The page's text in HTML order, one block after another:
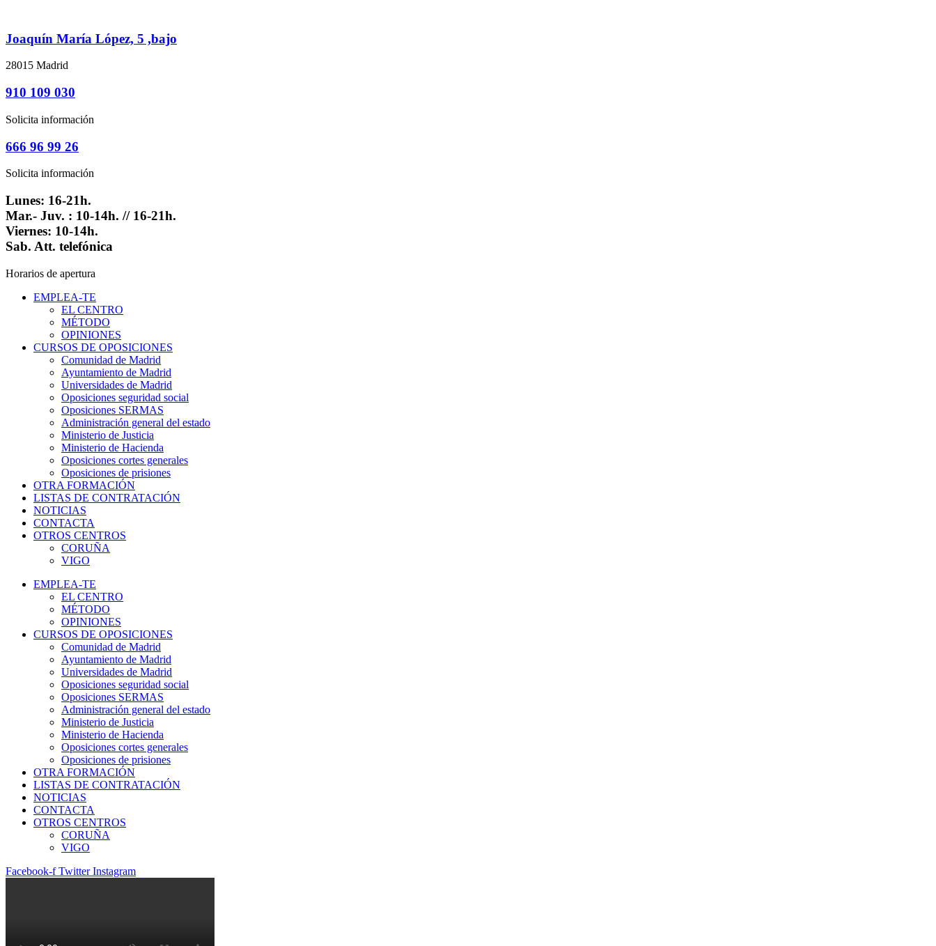
Joaquín María López, 5 ,bajo
28015 Madrid
910 109 030
Solicita información
666 96 99 26
Solicita información
Lunes: 16-21h.
Mar.- Juv. : 10-14h. // 16-21h.
Viernes: 10-14h.
Sab. Att. telefónica
Horarios de apertura
EMPLEA-TE
EL CENTRO
MÉTODO
OPINIONES
CURSOS DE OPOSICIONES
Comunidad de Madrid
Ayuntamiento de Madrid
Universidades de Madrid
Oposiciones seguridad social
Oposiciones SERMAS
Administración general del estado
Ministerio de Justicia
Ministerio de Hacienda
Oposiciones cortes generales
Oposiciones de prisiones
OTRA FORMACIÓN
LISTAS DE CONTRATACIÓN
NOTICIAS
CONTACTA
OTROS CENTROS
CORUÑA
VIGO
EMPLEA-TE
EL CENTRO
MÉTODO
OPINIONES
CURSOS DE OPOSICIONES
Comunidad de Madrid
Ayuntamiento de Madrid
Universidades de Madrid
Oposiciones seguridad social
Oposiciones SERMAS
Administración general del estado
Ministerio de Justicia
Ministerio de Hacienda
Oposiciones cortes generales
Oposiciones de prisiones
OTRA FORMACIÓN
LISTAS DE CONTRATACIÓN
NOTICIAS
CONTACTA
OTROS CENTROS
CORUÑA
VIGO
Facebook-f Twitter Instagram